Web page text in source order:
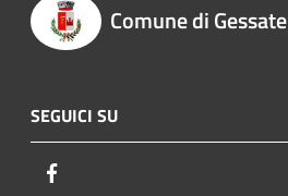
Comune di Gessate
SEGUICI SU